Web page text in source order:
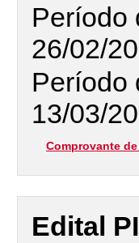
Período
26/02/
Período
13/03/
Comprovante
Edital